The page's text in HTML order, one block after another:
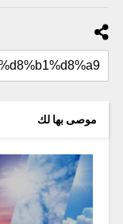
موصى بها لك